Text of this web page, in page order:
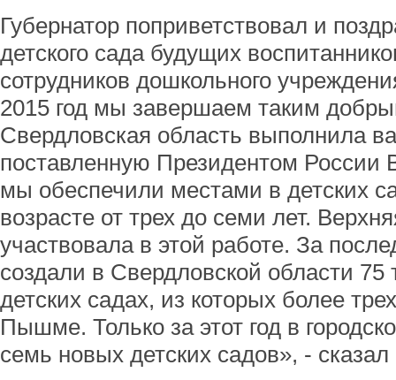
Губернатор поприветствовал и
детского сада будущих
сотрудников дошкольного
2015 год мы завершаем таким
Свердловская область выполнила
поставленную Президентом
мы обеспечили местами в детских
возрасте от трех до семи лет.
участвовала в этой работе. За
создали в Свердловской области
детских садах, из которых более
Пышме. Только за этот год в
семь новых детских садов», -